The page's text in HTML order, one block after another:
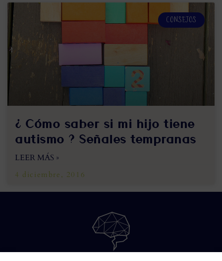
CONSEJOS
¿ Cómo saber si mi hijo tiene
autismo ? Señales tempranas
LEER MÁS »
4 diciembre, 2016